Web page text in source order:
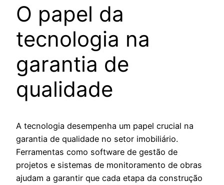
O papel da
tecnologia na
garantia de
qualidade
A tecnologia desempenha um papel crucial na
garantia de qualidade no setor imobiliário.
Ferramentas como software de gestão de
projetos e sistemas de monitoramento de obras
ajudam a garantir que cada etapa da construção